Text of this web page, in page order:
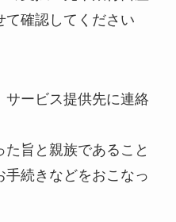
て確認してください
サービス提供先に連絡
旨と親族であること
手続きなどをおこなっ